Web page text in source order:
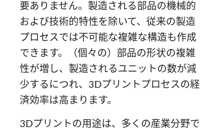
要ありません。製造される部品の機械的
および技術的特性を除いて、従来の製造
プロセスでは不可能な複雑な構造も作成
できます。（個々の）部品の形状の複雑
性が増し、製造されるユニットの数が減
少するにつれ、3Dプリントプロセスの経
済効率は高まります。
3Dプリントの用途は、多くの産業分野で